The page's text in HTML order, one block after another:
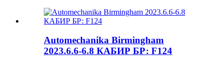
Automechanika Birmingham
2023.6.6-6.8 КАБИР БР: F124